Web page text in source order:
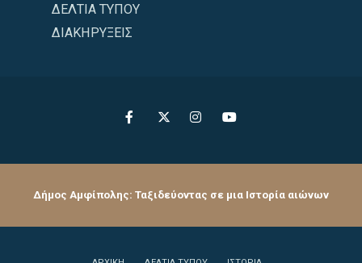
ΔΕΛΤΙΑ ΤΥΠΟΥ
ΔΙΑΚΗΡΥΞΕΙΣ
Δήμος Αμφίπολης: Ταξιδεύοντας σε μια Ιστορία αιώνων